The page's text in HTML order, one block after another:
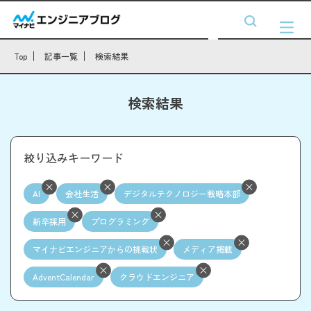
Top 記事一覧 検索結果
検索結果
絞り込みキーワード
AI 会社生活 デジタルテクノロジー戦略本部
新卒採用 プログラミング
マイナビエンジニアからの挑戦状 メディア掲載
AdventCalendar クラウドエンジニア